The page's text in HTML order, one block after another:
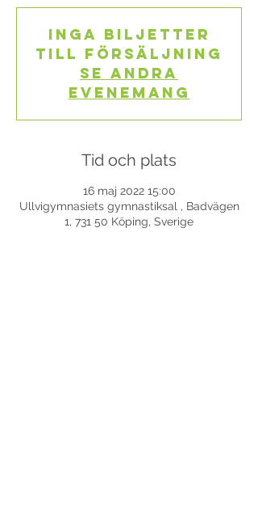
Inga biljetter
till försäljning
Se andra
evenemang
Tid och plats
16 maj 2022 15:00
Ullvigymnasiets gymnastiksal , Badvägen
1, 731 50 Köping, Sverige